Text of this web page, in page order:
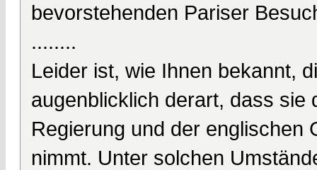
bevorstehenden Pariser
........
Leider ist, wie Ihnen bekannt,
augenblicklich derart, dass sie
Regierung und der englischen
nimmt. Unter solchen